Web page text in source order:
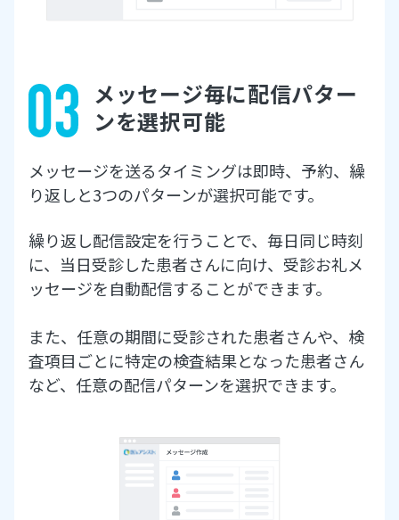
メッセージ毎に配信パター
ンを選択可能
メッセージを送るタイミングは即時、予約、繰
り返しと3つのパターンが選択可能です。
繰り返し配信設定を行うことで、毎日同じ時刻
に、当日受診した患者さんに向け、受診お礼メ
ッセージを自動配信することができます。
また、任意の期間に受診された患者さんや、検
査項目ごとに特定の検査結果となった患者さん
など、任意の配信パターンを選択できます。